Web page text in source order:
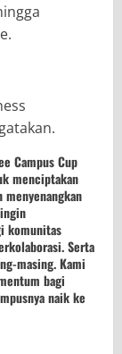
Campus Cup
menciptakan
komunitas
Serta
masing. Kami
bagi
naik ke